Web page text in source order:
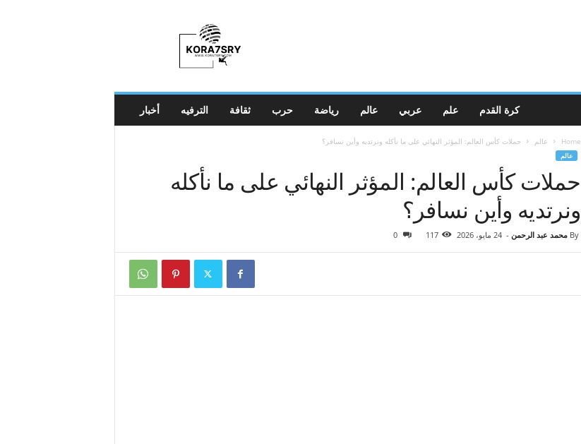
أخبار الترفيه ثقافة حرب رياضة عالم عربي علم كرة القدم
Home عالم حملات كأس العالم: المؤثر النهائي على ما نأكله ونرتديه وأين نسافر؟
عالم
حملات كأس العالم: المؤثر النهائي على ما نأكله
ونرتديه وأين نسافر؟
By محمد عبد الرحمن - 24 مايو، 2026 117
0